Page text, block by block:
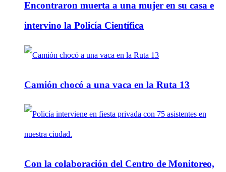
Encontraron muerta a una mujer en su casa e
intervino la Policía Científica
Camión chocó a una vaca en la Ruta 13
Con la colaboración del Centro de Monitoreo,